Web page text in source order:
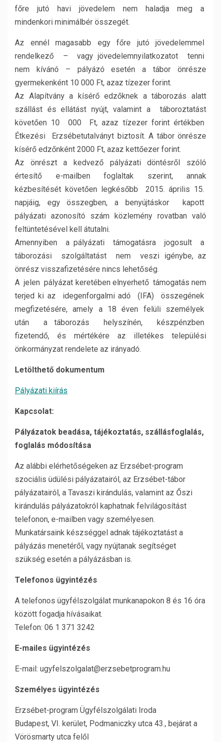
főre jutó havi jövedelem nem haladja meg a
mindenkori minimálbér összegét.
Az ennél magasabb egy főre jutó jövedelemmel
rendelkező – vagy jövedelemnyilatkozatot tenni
nem kívánó – pályázó esetén a tábor önrésze
gyermekenként 10 000 Ft, azaz tízezer forint.
Az Alapítvány a kísérő edzőknek a táborozás alatt
szállást és ellátást nyújt, valamint a táboroztatást
követően 10 000 Ft, azaz tízezer forint értékben
Étkezési Erzsébetutalványt biztosít. A tábor önrésze
kísérő edzőnként 2000 Ft, azaz kettőezer forint.
Az önrészt a kedvező pályázati döntésről szóló
értesítő e-mailben foglaltak szerint, annak
kézbesítését követően legkésőbb 2015. április 15.
napjáig, egy összegben, a benyújtáskor kapott
pályázati azonosító szám közlemény rovatban való
feltüntetésével kell átutalni.
Amennyiben a pályázati támogatásra jogosult a
táborozási szolgáltatást nem veszi igénybe, az
önrész visszafizetésére nincs lehetőség.
A jelen pályázat keretében elnyerhető támogatás nem
terjed ki az idegenforgalmi adó (IFA) összegének
megfizetésére, amely a 18 éven felüli személyek
után a táborozás helyszínén, készpénzben
fizetendő, és mértékére az illetékes települési
önkormányzat rendelete az irányadó.
Letölthető dokumentum
Pályázati kiírás
Kapcsolat:
Pályázatok beadása, tájékoztatás, szállásfoglalás,
foglalás módosítása
Az alábbi elérhetőségeken az Erzsébet-program
szociális üdülési pályázatairól, az Erzsébet-tábor
pályázatairól, a Tavaszi kirándulás, valamint az Őszi
kirándulás pályázatokról kaphatnak felvilágosítást
telefonon, e-mailben vagy személyesen.
Munkatársaink készséggel adnak tájékoztatást a
pályázás menetéről, vagy nyújtanak segítséget
szükség esetén a pályázásban is.
Telefonos ügyintézés
A telefonos ügyfélszolgálat munkanapokon 8 és 16 óra
között fogadja hívásaikat.
Telefon: 06 1 371 3242
E-mailes ügyintézés
E-mail: ugyfelszolgalat@erzsebetprogram.hu
Személyes ügyintézés
Erzsébet-program Ügyfélszolgálati Iroda
Budapest, VI. kerület, Podmaniczky utca 43., bejárat a
Vörösmarty utca felől